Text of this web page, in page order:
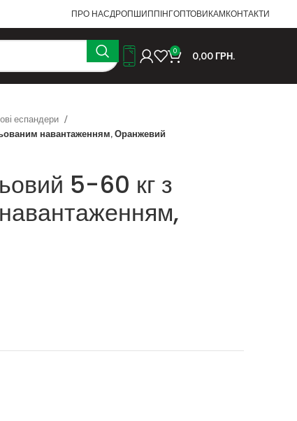
ПРО НАСДРОПШИППІНГОПТОВИКАМКОНТАКТИ
0 0,00ГРН.
еспандери
навантаженням, Оранжевий
5-60 кг з